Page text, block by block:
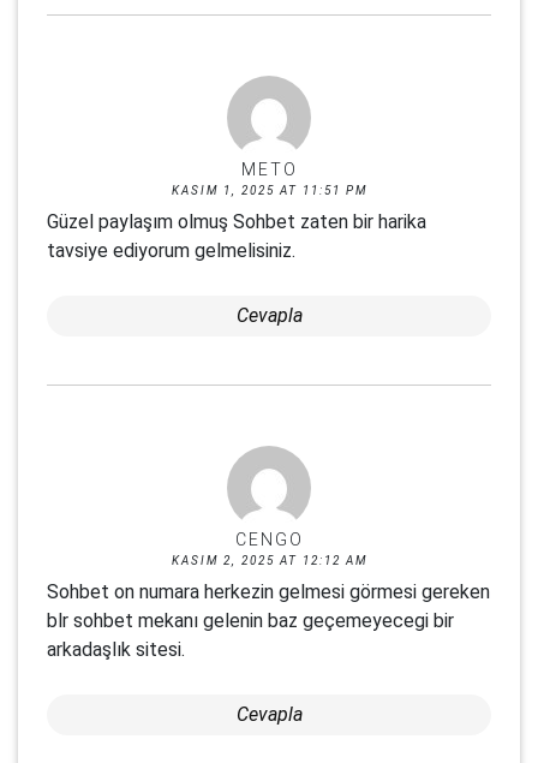
METO
KASIM 1, 2025 AT 11:51 PM
Güzel paylaşım olmuş Sohbet zaten bir harika
tavsiye ediyorum gelmelisiniz.
Cevapla
CENGO
KASIM 2, 2025 AT 12:12 AM
Sohbet on numara herkezin gelmesi görmesi gereken
blr sohbet mekanı gelenin baz geçemeyecegi bir
arkadaşlık sitesi.
Cevapla